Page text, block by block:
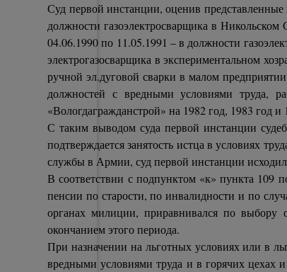
Суд первой инстанции, оценив представленные
должности газоэлектросварщика в
04.06.1990 по 11.05.1991 – в должности
электрогазосварщика в экспериментальном
ручной эл.дуговой сварки в малом
должностей с вредными условиями труда,
«Вологдагражданстрой» на 1982 год, 1983 год
С таким выводом суда первой инстанции
подтверждается занятость истца в условиях
службы в Армии, суд первой инстанции
В соответствии с подпунктом «к» пункта 109
пенсии по старости, по инвалидности и по
органах милиции, приравнивался по выбору
окончанием этого периода.
При назначении на льготных условиях или в
вредными условиями труда и в горячих цехах